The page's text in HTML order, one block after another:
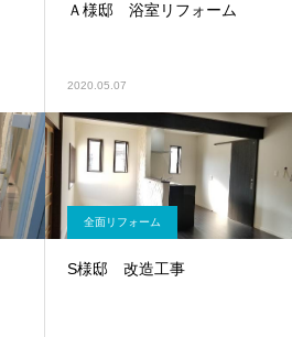
Ａ様邸 浴室リフォーム
2020.05.07
全面リフォーム
S様邸 改造工事